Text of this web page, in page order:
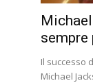
sempre
Il successo
Michael